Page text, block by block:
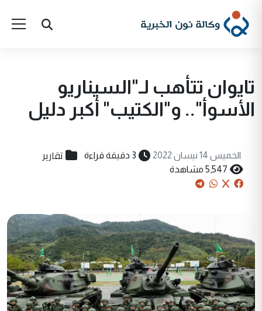
تايوان تتأهب لـ"السيناريو
الأسوأ".. و"الكتيب" أكبر دليل
الخميس 14 نيسان 2022 3 دقيقة قراءة تقارير
5,547 مشاهدة